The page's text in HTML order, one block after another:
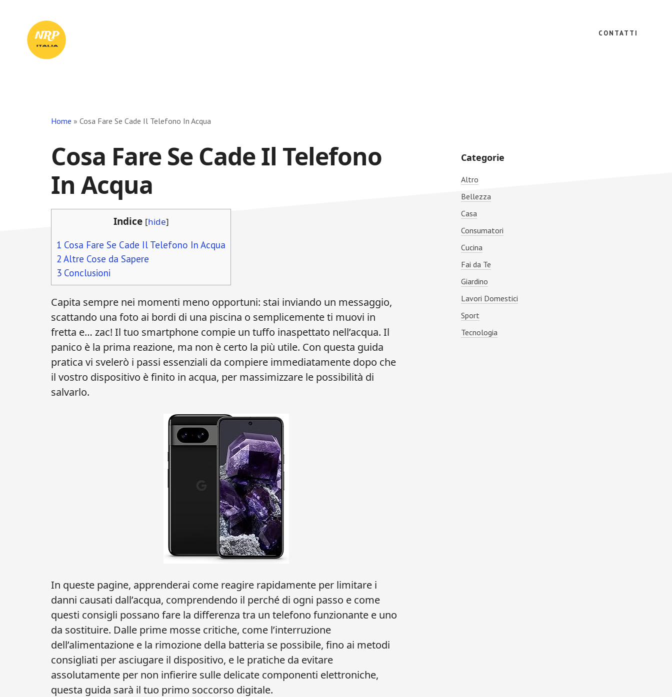
Tuo
Punto
CONTATTI
Home » Cosa Fare Se Cade Il Telefono In Acqua
Cosa Fare Se Cade Il Telefono
In Acqua
Indice [hide]
1 Cosa Fare Se Cade Il Telefono In Acqua
2 Altre Cose da Sapere
3 Conclusioni
Capita sempre nei momenti meno opportuni: stai inviando un messaggio,
scattando una foto ai bordi di una piscina o semplicemente ti muovi in
fretta e… zac! Il tuo smartphone compie un tuffo inaspettato nell’acqua. Il
panico è la prima reazione, ma non è certo la più utile. Con questa guida
pratica vi svelerò i passi essenziali da compiere immediatamente dopo che
il vostro dispositivo è finito in acqua, per massimizzare le possibilità di
salvarlo.
In queste pagine, apprenderai come reagire rapidamente per limitare i
danni causati dall’acqua, comprendendo il perché di ogni passo e come
questi consigli possano fare la differenza tra un telefono funzionante e uno
da sostituire. Dalle prime mosse critiche, come l’interruzione
dell’alimentazione e la rimozione della batteria se possibile, fino ai metodi
consigliati per asciugare il dispositivo, e le pratiche da evitare
assolutamente per non infierire sulle delicate componenti elettroniche,
questa guida sarà il tuo primo soccorso digitale.
Primary
Sidebar
Categorie
Altro
Bellezza
Casa
Consumatori
Cucina
Fai da Te
Giardino
Lavori Domestici
Sport
Tecnologia